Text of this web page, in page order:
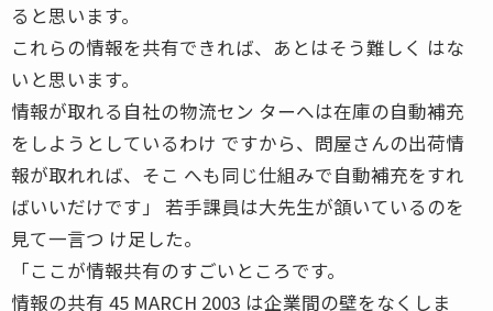
ると思います。
これらの情報を共有できれば、あとはそう難しく はな
いと思います。
情報が取れる自社の物流セン ターへは在庫の自動補充
をしようとしているわけ ですから、問屋さんの出荷情
報が取れれば、そこ へも同じ仕組みで自動補充をすれ
ばいいだけです」 若手課員は大先生が頷いているのを
見て一言つ け足した。
「ここが情報共有のすごいところです。
情報の共有 45 MARCH 2003 は企業間の壁をなくしま